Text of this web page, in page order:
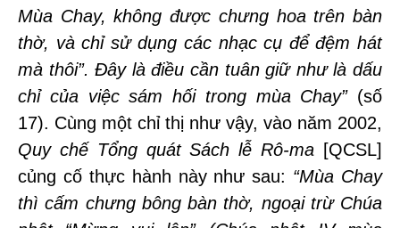
Mùa Chay, không được chưng hoa trên bàn
thờ, và chỉ sử dụng các nhạc cụ để đệm hát
mà thôi”. Đây là điều cần tuân giữ như là dấu
chỉ của việc sám hối trong mùa Chay” (số
17). Cùng một chỉ thị như vậy, vào năm 2002,
Quy chế Tổng quát Sách lễ Rô-ma [QCSL]
củng cố thực hành này như sau: “Mùa Chay
thì cấm chưng bông bàn thờ, ngoại trừ Chúa